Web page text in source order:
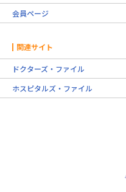
会員ページ
関連サイト
ドクターズ・ファイル
ホスピタルズ・ファイル